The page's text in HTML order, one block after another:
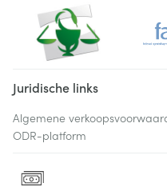
Juridische links
Algemene
ODR-platform